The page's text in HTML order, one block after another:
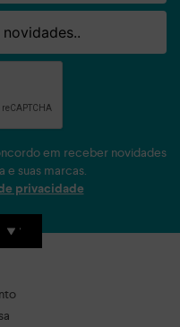
em receber novidades
suas marcas.
privacidade